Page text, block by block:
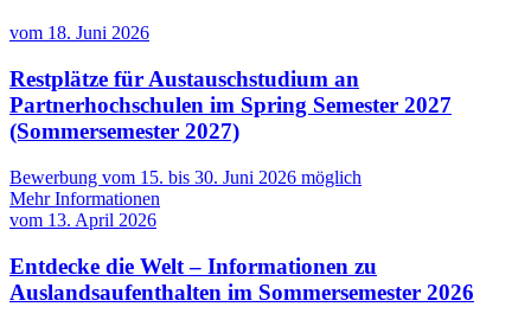
vom 18. Juni 2026
Restplätze für Austauschstudium an
Partnerhochschulen im Spring Semester 2027
(Sommersemester 2027)
Bewerbung vom 15. bis 30. Juni 2026 möglich
Mehr Informationen
vom 13. April 2026
Entdecke die Welt – Informationen zu
Auslandsaufenthalten im Sommersemester 2026